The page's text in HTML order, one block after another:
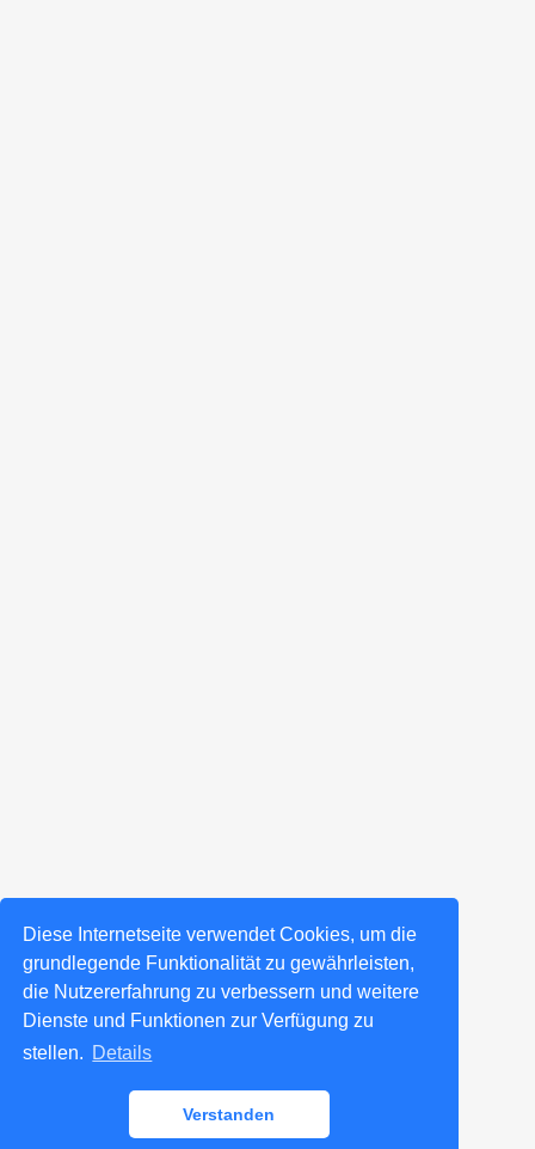
Diese Internetseite verwendet Cookies, um die
grundlegende Funktionalität zu gewährleisten,
die Nutzererfahrung zu verbessern und weitere
Dienste und Funktionen zur Verfügung zu
stellen. Details
Verstanden